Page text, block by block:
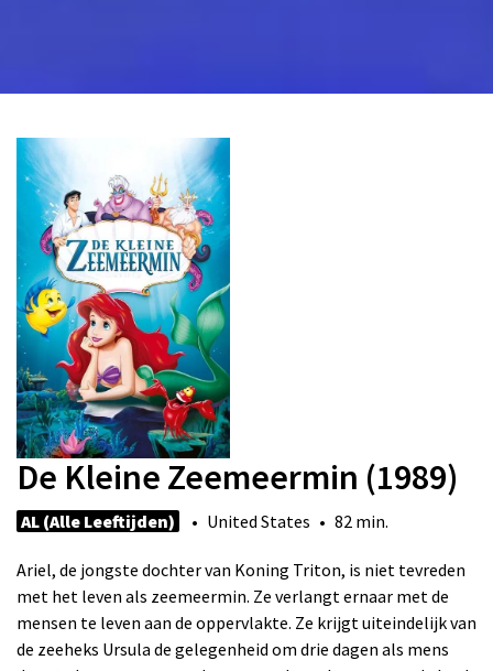
De Kleine Zeemeermin (1989)
AL (Alle Leeftijden) • United States • 82 min.
Ariel, de jongste dochter van Koning Triton, is niet tevreden
met het leven als zeemeermin. Ze verlangt ernaar met de
mensen te leven aan de oppervlakte. Ze krijgt uiteindelijk van
de zeeheks Ursula de gelegenheid om drie dagen als mens